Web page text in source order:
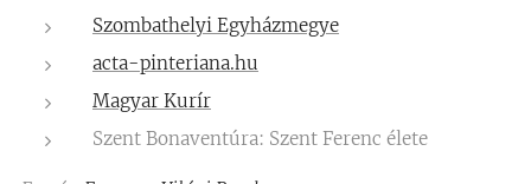
Szombathelyi Egyházmegye
acta-pinteriana.hu
Magyar Kurír
Szent Bonaventúra: Szent Ferenc élete